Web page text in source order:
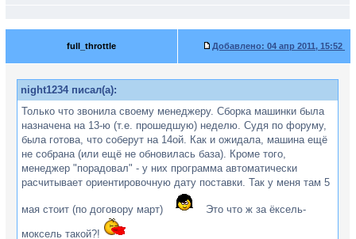
full_throttle Добавлено: 04 апр 2011, 15:52
night1234 писал(а):
Только что звонила своему менеджеру. Сборка машинки была
назначена на 13-ю (т.е. прошедшую) неделю. Судя по форуму,
была готова, что соберут на 14ой. Как и ожидала, машина ещё
не собрана (или ещё не обновилась база). Кроме того,
менеджер "порадовал" - у них программа автоматически
расчитывает ориентировочную дату поставки. Так у меня там 5
мая стоит (по договору март) Это что ж за ёксель-
моксель такой?!